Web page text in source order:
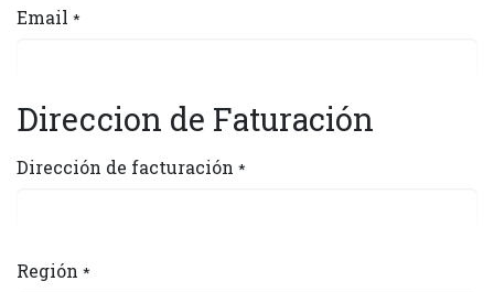
Email *
Direccion de Faturación
Dirección de facturación *
Región *